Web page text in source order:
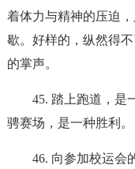
着体力与精神的压迫
歇。好样的，纵然得
的掌声。
45. 踏上跑道，是
骋赛场，是一种胜利。
46. 向参加校运会